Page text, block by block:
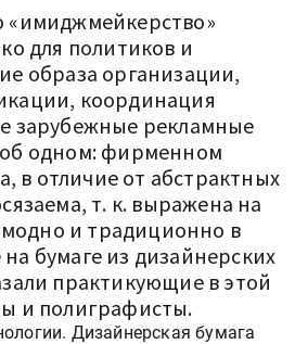
«имиджмейкерство»
для политиков и
образа организации,
координация
зарубежные рекламные
одном: фирменном
в отличие от абстрактных
т. к. выражена на
модно и традиционно в
бумаге из дизайнерских
практикующие в этой
и полиграфисты.
Дизайнерская бумага